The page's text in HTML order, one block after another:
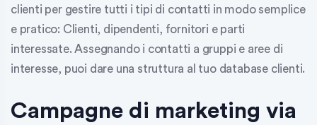
clienti per gestire tutti i tipi di contatti in modo semplice
e pratico: Clienti, dipendenti, fornitori e parti
interessate. Assegnando i contatti a gruppi e aree di
interesse, puoi dare una struttura al tuo database clienti.
Campagne di marketing via